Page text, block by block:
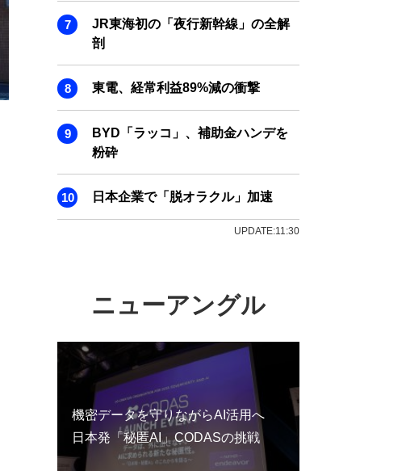
JR東海初の「夜行新幹線」の全解
剖
東電、経常利益89%減の衝撃
BYD「ラッコ」、補助金ハンデを
粉砕
日本企業で「脱オラクル」加速
UPDATE:11:30
ニューアングル
機密データを守りながらAI活用へ
日本発「秘匿AI」CODASの挑戦